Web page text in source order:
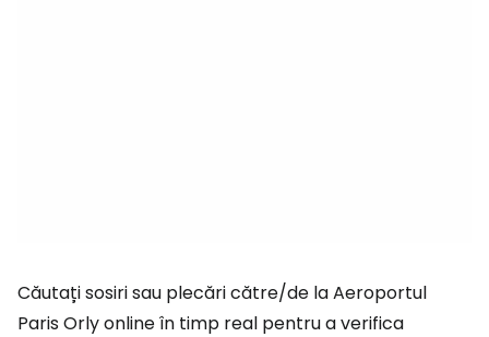
Căutați sosiri sau plecări către/de la Aeroportul
Paris Orly online în timp real pentru a verifica